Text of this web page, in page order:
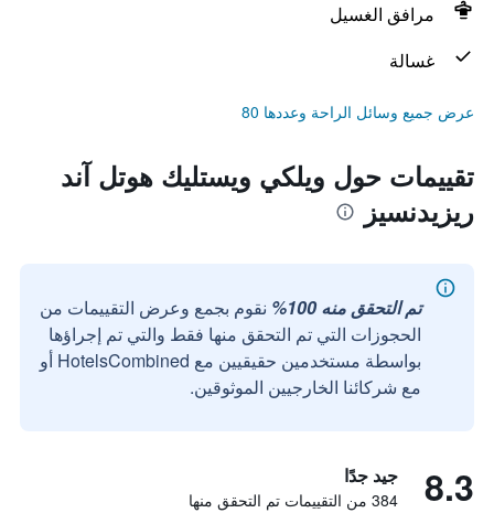
مرافق الغسيل
غسالة
عرض جميع وسائل الراحة وعددها 80
تقييمات حول ويلكي ويستليك هوتل آند
ريزيدنسيز
تم التحقق منه 100%
نقوم بجمع وعرض التقييمات من
الحجوزات التي تم التحقق منها فقط والتي تم إجراؤها
بواسطة مستخدمين حقيقيين مع HotelsCombined أو
مع شركائنا الخارجيين الموثوقين.
8.3 جيد جدًا
384 من التقييمات تم التحقق منها